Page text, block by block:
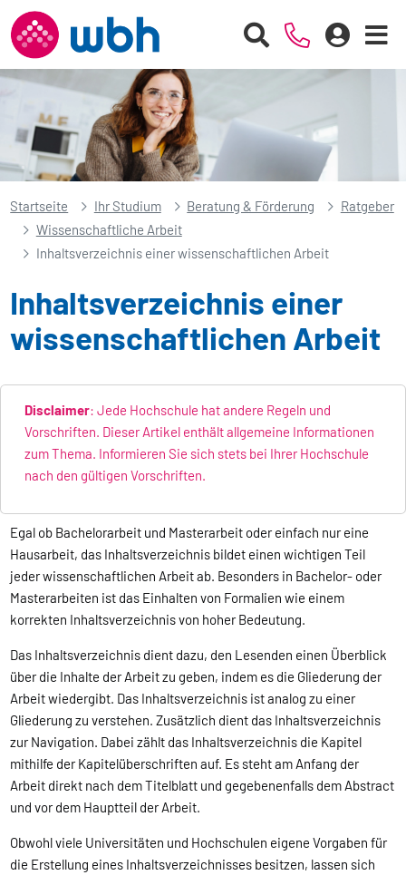
Startseite Ihr Studium Beratung & Förderung
Ratgeber
Wissenschaftliche Arbeit
Inhaltsverzeichnis einer wissenschaftlichen Arbeit
Inhaltsverzeichnis einer
wissenschaftlichen Arbeit
Disclaimer: Jede Hochschule hat andere Regeln und
Vorschriften. Dieser Artikel enthält allgemeine Informationen
zum Thema. Informieren Sie sich stets bei Ihrer Hochschule
nach den gültigen Vorschriften.
Egal ob Bachelorarbeit und Masterarbeit oder einfach nur eine
Hausarbeit, das Inhaltsverzeichnis bildet einen wichtigen Teil
jeder wissenschaftlichen Arbeit ab. Besonders in Bachelor- oder
Masterarbeiten ist das Einhalten von Formalien wie einem
korrekten Inhaltsverzeichnis von hoher Bedeutung.
Das Inhaltsverzeichnis dient dazu, den Lesenden einen Überblick
über die Inhalte der Arbeit zu geben, indem es die Gliederung der
Arbeit wiedergibt. Das Inhaltsverzeichnis ist analog zu einer
Gliederung zu verstehen. Zusätzlich dient das Inhaltsverzeichnis
zur Navigation. Dabei zählt das Inhaltsverzeichnis die Kapitel
mithilfe der Kapitelüberschriften auf. Es steht am Anfang der
Arbeit direkt nach dem Titelblatt und gegebenenfalls dem Abstract
und vor dem Hauptteil der Arbeit.
Obwohl viele Universitäten und Hochschulen eigene Vorgaben für
die Erstellung eines Inhaltsverzeichnisses besitzen, lassen sich